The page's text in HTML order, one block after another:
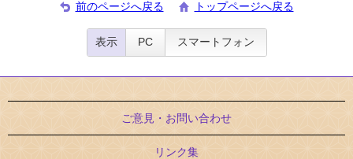
前のページへ戻る トップページへ戻る
表示 PC スマートフォン
ご意見・お問い合わせ
リンク集